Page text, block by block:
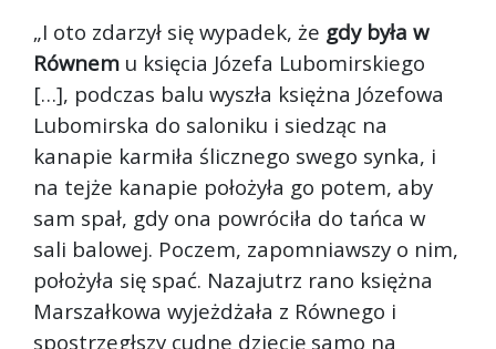
„I oto zdarzył się wypadek, że gdy była w
Równem u księcia Józefa Lubomirskiego
[…], podczas balu wyszła księżna Józefowa
Lubomirska do saloniku i siedząc na
kanapie karmiła ślicznego swego synka, i
na tejże kanapie położyła go potem, aby
sam spał, gdy ona powróciła do tańca w
sali balowej. Poczem, zapomniawszy o nim,
położyła się spać. Nazajutrz rano księżna
Marszałkowa wyjeżdżała z Równego i
spostrzegłszy cudne dziecię samo na